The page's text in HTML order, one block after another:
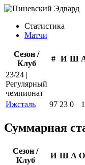
Статистика
Матчи
Сезон /
Клуб
# И Ш
23/24 |
Регулярный
чемпионат
Ижсталь
97 23 0 1
Суммарная
Сезон /
Клуб
И Ш А О